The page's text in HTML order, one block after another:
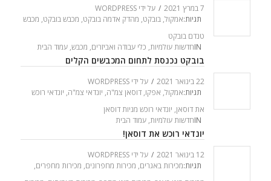
7 במרץ 2021 / על ידי WORDPRESS
INחדשות עולמיות, כלי עבודה ואביזרים, מכבש, עמוד הבית
תגיות:אמקול, בובקט, מהדק אדמה בובקט, מכבש בובקט, מכבש
טנדם בובקט
בובקט נכנסת לתחום המכבשים הקלים
22 בינואר 2021 / על ידי WORDPRESS
INחדשות עולמיות, עמוד הבית
תגיות:אמקול, אפקו, דוסאן צמ"ה, יונדאי צמ"ה, יונדאי רוכש
את דוסאן, יונדאי רוכש מניות דוסאן
יונדאי רוכש את דוסאן!
12 בינואר 2021 / על ידי WORDPRESS
תגיות:מכירות באגרים, מכירות מחפרונים, מכירות מחפרים,